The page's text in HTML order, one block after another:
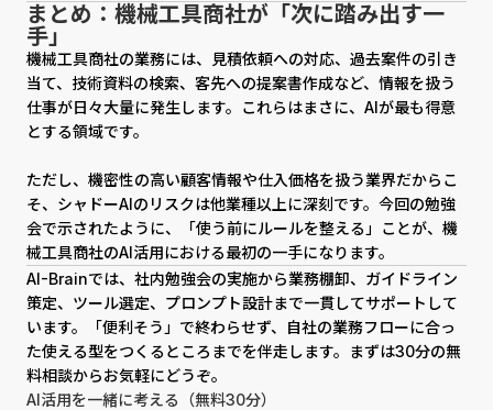
まとめ：機械工具商社が「次に踏み出す一
手」
機械工具商社の業務には、見積依頼への対応、過去案件の引き
当て、技術資料の検索、客先への提案書作成など、情報を扱う
仕事が日々大量に発生します。これらはまさに、AIが最も得意
とする領域です。
ただし、機密性の高い顧客情報や仕入価格を扱う業界だからこ
そ、シャドーAIのリスクは他業種以上に深刻です。今回の勉強
会で示されたように、「使う前にルールを整える」ことが、機
械工具商社のAI活用における最初の一手になります。
AI-Brainでは、社内勉強会の実施から業務棚卸、ガイドライン
策定、ツール選定、プロンプト設計まで一貫してサポートして
います。「便利そう」で終わらせず、自社の業務フローに合っ
た使える型をつくるところまでを伴走します。まずは30分の無
料相談からお気軽にどうぞ。
AI活用を一緒に考える（無料30分）